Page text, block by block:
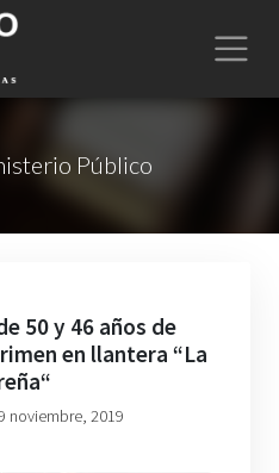
Público
50 y 46 años de
en llantera “La
noviembre, 2019